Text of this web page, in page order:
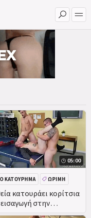
05:00
κατουράει κορίτσια
εισαγωγή στην
Γιορτή
ΚΑΤΟΎΡΗΜΑ
ΏΡΙΜΗ